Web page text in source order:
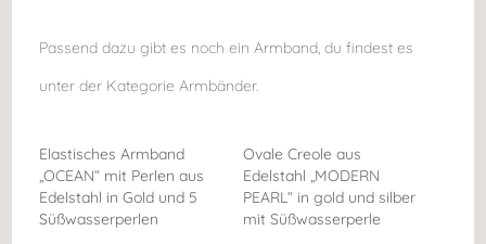
Passend dazu gibt es noch ein Armband, du findest es
unter der Kategorie Armbänder.
Elastisches Armband
„OCEAN“ mit Perlen aus
Edelstahl in Gold und 5
Süßwasserperlen
Ovale Creole aus
Edelstahl „MODERN
PEARL“ in gold und silber
mit Süßwasserperle